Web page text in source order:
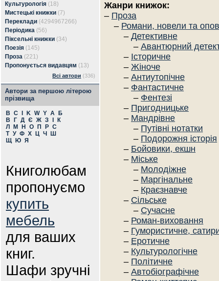
Культурологія (18)
Мистецькі книжки (7)
Переклади (4294967266)
Періодика (56)
Піксельні книжки (34)
Поезія (145)
Проза (221)
Пропонується видавцям (13)
Всі автори (336)
Автори за першою літерою
прізвища
B C K W Y А
Б
В
Г Д Є Ж З
К
Л
М Н О П Р С
Т У Ф Х Ц Ч
Ш
Щ
Ю Я
Книголюбам
пропонуємо
купить
мебель
для ваших
книг.
Шафи зручні
Жанри книжок:
– Проза
– Романи, новели та
– Детективне
– Авантюрний
– Історичне
– Жіноче
– Антиутопічне
– Фантастичне
– Фентезі
– Пригодницьке
– Мандрівне
– Путівні нотатки
– Подорожня історія
– Бойовики, екшн
– Міське
– Молодіжне
– Маргінальне
– Краєзнавче
– Сільське
– Сучасне
– Роман-виховання
– Гумористичне,
– Еротичне
– Культурологічне
– Політичне
– Автобіографічне